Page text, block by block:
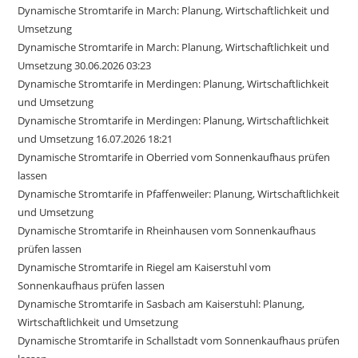
Dynamische Stromtarife in March: Planung, Wirtschaftlichkeit und
Umsetzung
Dynamische Stromtarife in March: Planung, Wirtschaftlichkeit und
Umsetzung 30.06.2026 03:23
Dynamische Stromtarife in Merdingen: Planung, Wirtschaftlichkeit
und Umsetzung
Dynamische Stromtarife in Merdingen: Planung, Wirtschaftlichkeit
und Umsetzung 16.07.2026 18:21
Dynamische Stromtarife in Oberried vom Sonnenkaufhaus prüfen
lassen
Dynamische Stromtarife in Pfaffenweiler: Planung, Wirtschaftlichkeit
und Umsetzung
Dynamische Stromtarife in Rheinhausen vom Sonnenkaufhaus
prüfen lassen
Dynamische Stromtarife in Riegel am Kaiserstuhl vom
Sonnenkaufhaus prüfen lassen
Dynamische Stromtarife in Sasbach am Kaiserstuhl: Planung,
Wirtschaftlichkeit und Umsetzung
Dynamische Stromtarife in Schallstadt vom Sonnenkaufhaus prüfen